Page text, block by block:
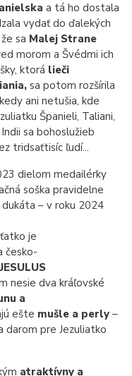
a tá ho dostala
vydať do ďalekých
sa Malej Strane
morom a Švédmi ich
ktorá lieči
sa potom rozšírila
ani netušia, kde
Španieli, Taliani,
sa bohoslužieb
tridsaťtisíc ľudí...
dielom medailérky
soška pravidelne
– v roku 2024
je
česko-
nesie dva kráľovské
a
ešte mušle a perly –
darom pre Jezuliatko
atraktívny a